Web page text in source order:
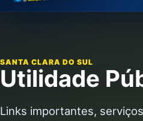
SANTA CLARA DO SUL
Utilidade
Links importantes,